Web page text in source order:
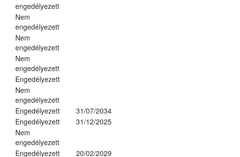
engedélyezett
Nem
engedélyezett
Nem
engedélyezett
Nem
engedélyezett
Engedélyezett
Nem
engedélyezett
Engedélyezett
31/07/2034
Engedélyezett
31/12/2025
Nem
engedélyezett
Engedélyezett
20/02/2029